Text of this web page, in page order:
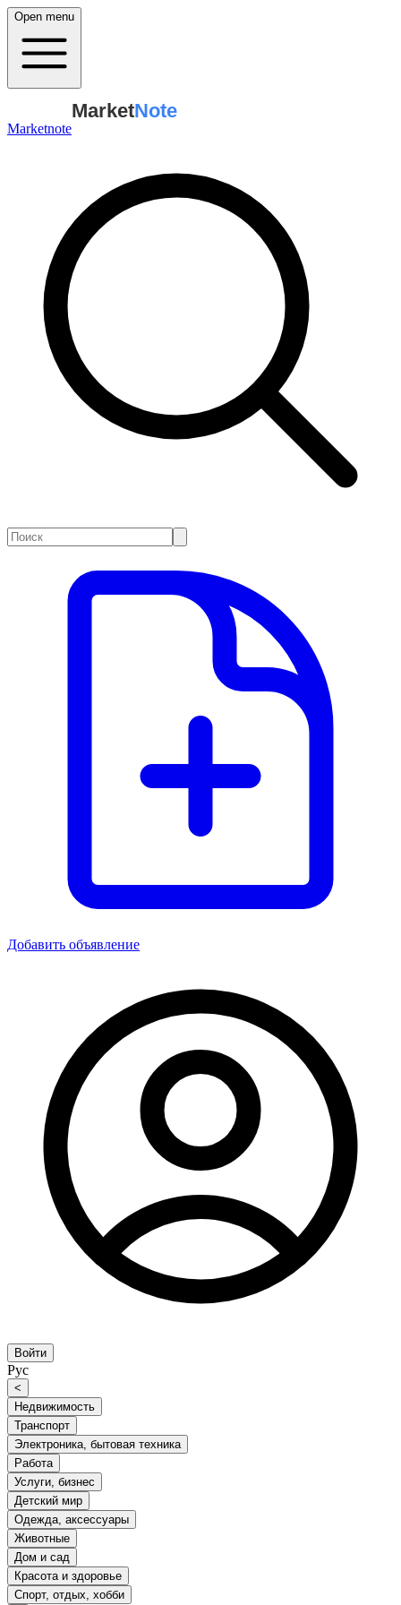
Open menu
Marketnote
MarketNote
Добавить объявление
Войти
Рус
<
Недвижимость
Транспорт
Электроника, бытовая техника
Работа
Услуги, бизнес
Детский мир
Одежда, аксессуары
Животные
Дом и сад
Красота и здоровье
Спорт, отдых, хобби